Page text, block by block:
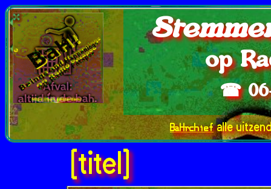
op
☎
BaHrchiefalle
[titel]